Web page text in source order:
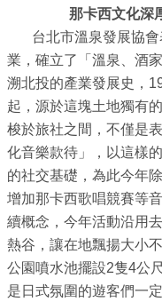
發
展
與
輔
導
商
圈
廊
帶
介
那卡西文化深
台北市溫泉發展協會
業，確立了「溫泉、酒
溯北投的產業發展史，
起，源於這塊土地獨有
梭於旅社之間，不僅是
化音樂款待」，以這樣
的社交基礎，為此今年
增加那卡西歌唱競賽等
續概念，今年活動沿用
熱谷，讓在地飄揚大小
公園噴水池擺設2隻4公
是日式氛圍的遊客們一